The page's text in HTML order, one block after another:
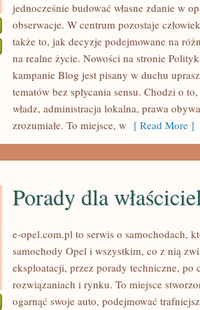
POLITYKA
SPOŁECZNA
jednocześnie budować własne zdanie w
obserwacje. W centrum pozostaje
także to, jak decyzje podejmowane na
na realne życie. Nowości na stronie
kampanie Blog jest pisany w duchu
tematów bez spłycania sensu. Chodzi o
władz, administracja lokalna, prawa
zrozumiałe. To miejsce, w [ Read More ]
Porady dla
e-opel.com.pl to serwis o samochodach,
samochody Opel i wszystkim, co z nią
eksploatacji, przez porady techniczne, po
rozwiązaniach i rynku. To miejsce
ogarnąć swoje auto, podejmować